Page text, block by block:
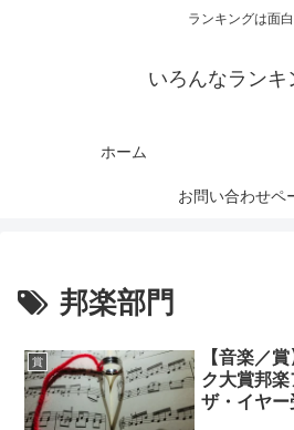
ランキングは面
いろんなランキ
ホーム
お問い合わせペ
邦楽部門
賞
【音楽／
ク大賞邦楽
ザ・イヤ